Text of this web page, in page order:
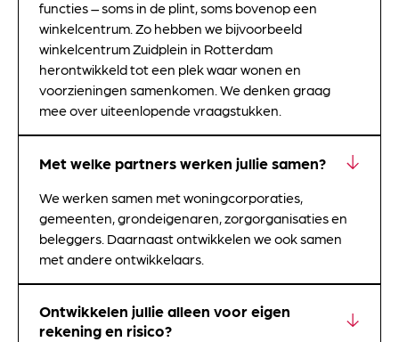
functies – soms in de plint, soms bovenop een
winkelcentrum. Zo hebben we bijvoorbeeld
winkelcentrum Zuidplein in Rotterdam
herontwikkeld tot een plek waar wonen en
voorzieningen samenkomen. We denken graag
mee over uiteenlopende vraagstukken.
Met welke partners werken jullie samen?
We werken samen met woningcorporaties,
gemeenten, grondeigenaren, zorgorganisaties en
beleggers. Daarnaast ontwikkelen we ook samen
met andere ontwikkelaars.
Ontwikkelen jullie alleen voor eigen
rekening en risico?